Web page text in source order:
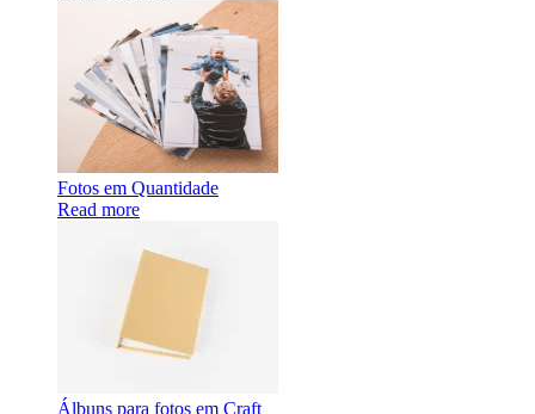
Fotos em Quantidade
Read more
Álbuns para fotos em Craft